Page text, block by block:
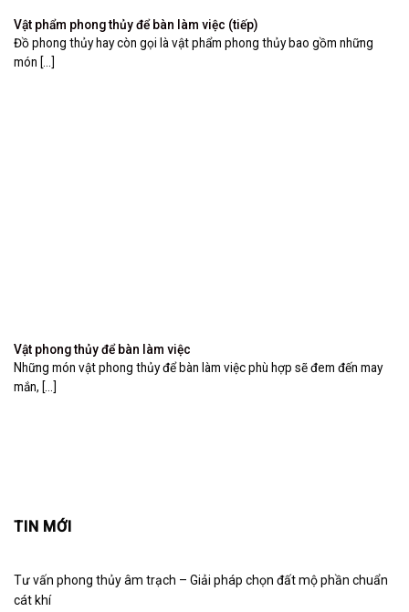
Vật phẩm phong thủy để bàn làm việc (tiếp)
Đồ phong thủy hay còn gọi là vật phẩm phong thủy bao gồm những
món [...]
Vật phong thủy để bàn làm việc
Những món vật phong thủy để bàn làm việc phù hợp sẽ đem đến may
mắn, [...]
TIN MỚI
Tư vấn phong thủy âm trạch – Giải pháp chọn đất mộ phần chuẩn
cát khí